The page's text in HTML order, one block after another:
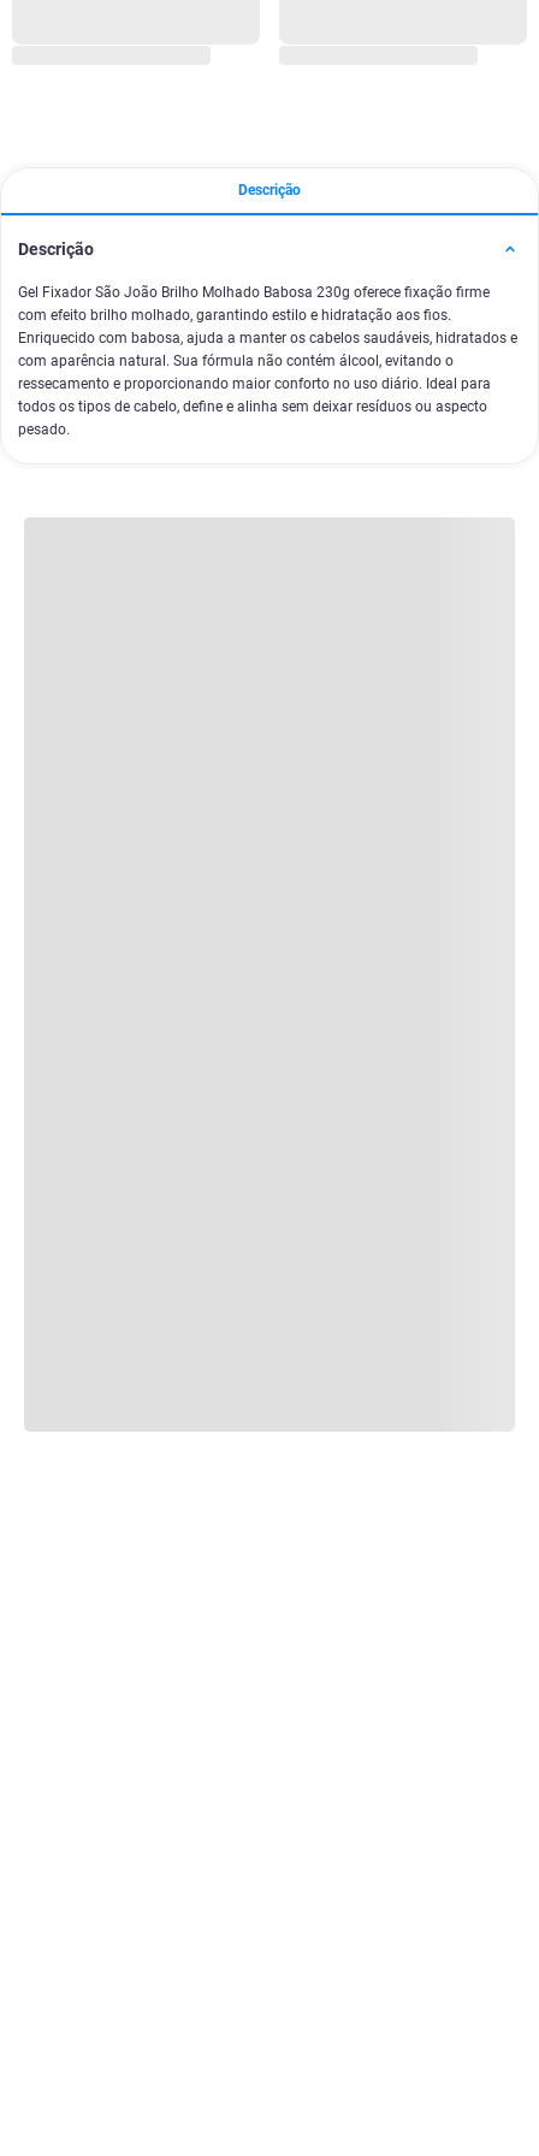
Descrição
Descrição
Gel Fixador São João Brilho Molhado Babosa 230g oferece fixação firme
com efeito brilho molhado, garantindo estilo e hidratação aos fios.
Enriquecido com babosa, ajuda a manter os cabelos saudáveis, hidratados e
com aparência natural. Sua fórmula não contém álcool, evitando o
ressecamento e proporcionando maior conforto no uso diário. Ideal para
todos os tipos de cabelo, define e alinha sem deixar resíduos ou aspecto
pesado.